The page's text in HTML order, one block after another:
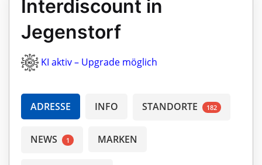
Interdiscount in
Jegenstorf
KI aktiv – Upgrade möglich
ADRESSE INFO STANDORTE 182
NEWS 1 MARKEN